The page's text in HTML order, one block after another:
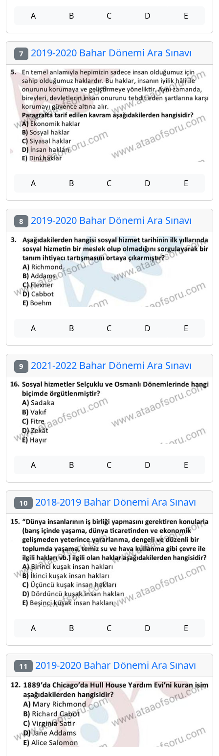
A B C D E
7 2019-2020 Bahar Dönemi Ara Sınavı
A B C D E
8 2019-2020 Bahar Dönemi Ara Sınavı
A B C D E
9 2021-2022 Bahar Dönemi Ara Sınavı
A B C D E
10 2018-2019 Bahar Dönemi Ara Sınavı
A B C D E
11 2019-2020 Bahar Dönemi Ara Sınavı